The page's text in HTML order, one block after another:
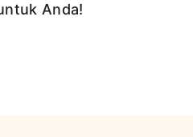
Anda!